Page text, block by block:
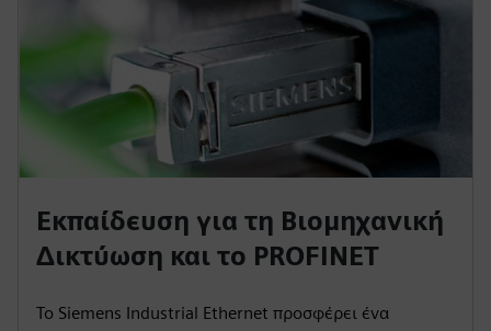
Εκπαίδευση για τη Βιομηχανική
Δικτύωση και το PROFINET
Το Siemens Industrial Ethernet προσφέρει ένα